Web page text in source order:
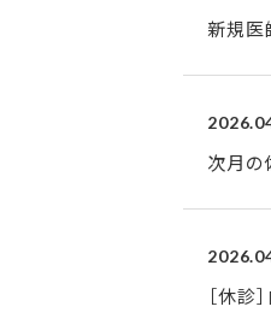
新規医
次月の
［休診